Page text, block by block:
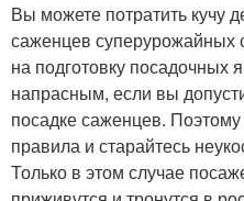
Вы можете потратить кучу
саженцев суперурожайных
на подготовку посадочных
напрасным, если вы
посадке саженцев.
правила и старайтесь
Только в этом случае